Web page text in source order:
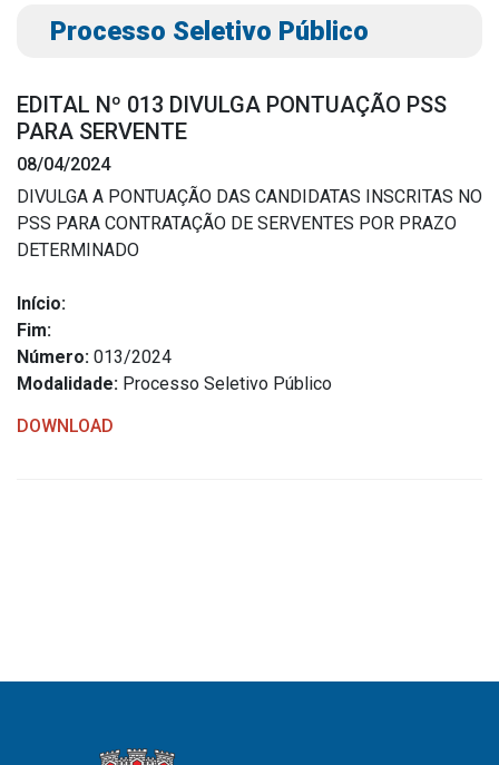
Gabinete do Vice-prefeito
Símbolos Oficiais
Administração
Agricultura e Meio Ambiente
Assistência Social
Educação, Cultura, Desporto e Turismo
Nota Fiscal Eletrônica
Portal do Cidadão
Processo Seletivo Público
EDITAL Nº 013 DIVULGA PONTUAÇÃO PSS
PARA SERVENTE
08/04/2024
DIVULGA A PONTUAÇÃO DAS CANDIDATAS INSCRITAS NO
PSS PARA CONTRATAÇÃO DE SERVENTES POR PRAZO
DETERMINADO
Início:
Fim:
Número: 013/2024
Modalidade: Processo Seletivo Público
DOWNLOAD